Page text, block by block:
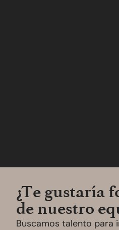
¿Te gustaría
de nuestro
Buscamos talento para